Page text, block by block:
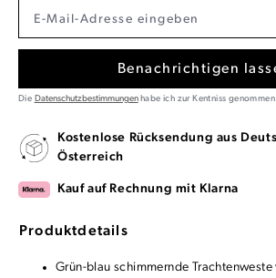
Benachrichtigen
Die Datenschutzbestimmungenhabe ich zur Kentniss genommen.
Kostenlose Rücksendung aus
Österreich
Kauf auf Rechnung mit Klarna
Produktdetails
Grün-blau schimmernde